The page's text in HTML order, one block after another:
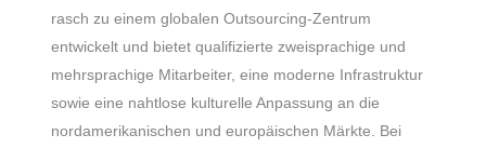
rasch zu einem globalen Outsourcing-Zentrum
entwickelt und bietet qualifizierte zweisprachige und
mehrsprachige Mitarbeiter, eine moderne Infrastruktur
sowie eine nahtlose kulturelle Anpassung an die
nordamerikanischen und europäischen Märkte. Bei